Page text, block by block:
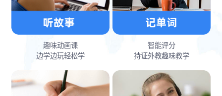
趣味动画课
边学边玩轻松学
智能评分
持证外教趣味教学